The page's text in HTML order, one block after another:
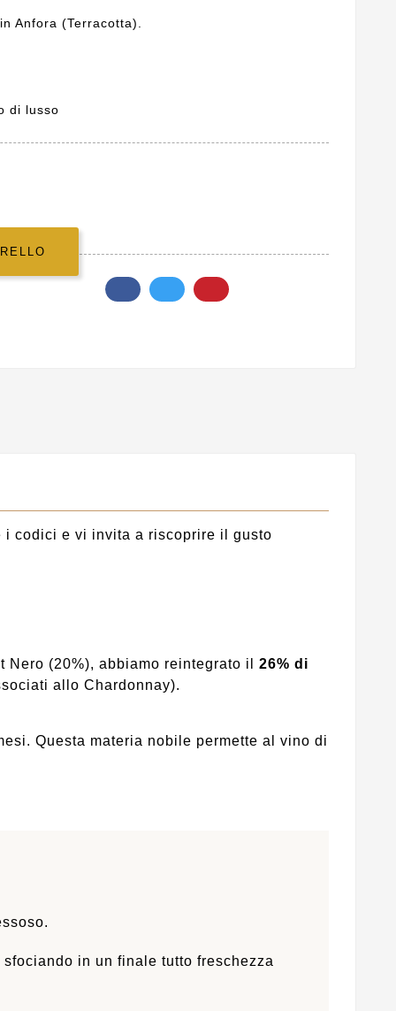
Anfora (Terracotta).
di lusso
i codici e vi invita a riscoprire il gusto
(20%), abbiamo reintegrato il 26% di
allo Chardonnay).
Questa materia nobile permette al vino di
in un finale tutto freschezza